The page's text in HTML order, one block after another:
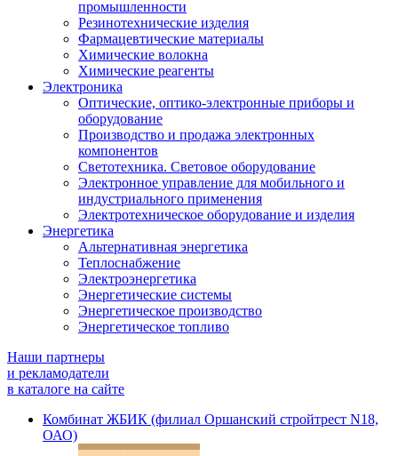
промышленности
Резинотехнические изделия
Фармацевтические материалы
Химические волокна
Химические реагенты
Электроника
Оптические, оптико-электронные приборы и
оборудование
Производство и продажа электронных
компонентов
Светотехника. Световое оборудование
Электронное управление для мобильного и
индустриального применения
Электротехническое оборудование и изделия
Энергетика
Альтернативная энергетика
Теплоснабжение
Электроэнергетика
Энергетические системы
Энергетическое производство
Энергетическое топливо
Наши партнеры
и рекламодатели
в каталоге на сайте
Комбинат ЖБИК (филиал Оршанский стройтрест N18,
ОАО)